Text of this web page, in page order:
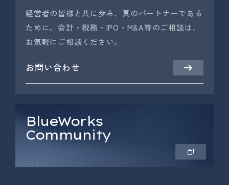
経営者の皆様と共に歩み、真のパートナーである
ために。会計・税務・IPO・M&A等のご相談は、
お気軽にご相談ください。
お問い合わせ
BlueWorks
Community